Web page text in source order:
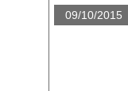
09/10/2015